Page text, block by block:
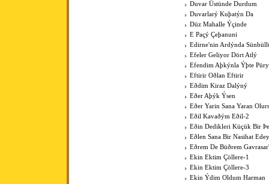
Duvar Üstünde Durdum
Duvarlarý Kuþatýn Da
Düz Mahalle Ýçinde
E Paçý Çeþanuni
Edirne'nin Ardýnda
Efeler Geliyor Dört Atlý
Efendim Aþkýnla Ýþte
Eftirir Oðlan Eftirir
Eðdim Kiraz Dalýný
Eðer Aþýk Ýsen
Eðer Yarin Sana Yaran
Eðil Kavaðým Eðil-2
Eðin Dedikleri Küçük Bir
Eðlen Sana Bir Nasihat
Eðrem De Büðrem
Ekin Ektim Çöllere-1
Ekin Ektim Çöllere-3
Ekin Ýdim Oldum Harman